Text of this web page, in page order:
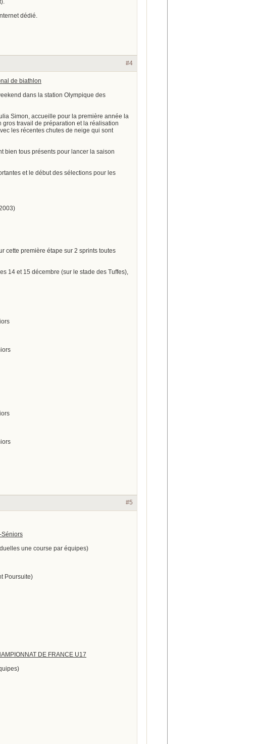
dédié.
#4
de biathlon
dans la station Olympique des
Simon, accueille pour la première année la
travail de préparation et la réalisation
les récentes chutes de neige qui sont
bien tous présents pour lancer la saison
et le début des sélections pour les
cette première étape sur 2 sprints toutes
14 et 15 décembre (sur le stade des Tuffes),
#5
Séniors
une course par équipes)
Poursuite)
DE FRANCE U17